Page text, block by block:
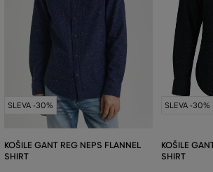
SLEVA -30%
KOŠILE GANT REG NEPS FLANNEL
SHIRT
SLEVA -30%
KOŠILE
SHIRT